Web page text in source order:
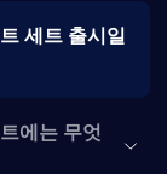
세트 출시일
에는 무엇